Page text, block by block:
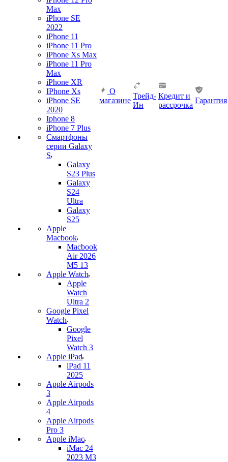
Max
iPhone SE
2022
iPhone 11
iPhone 11 Pro
iPhone Xs Max
iPhone 11 Pro
Max
iPhone XR
IPhone Xs
iPhone SE
2020
Iphone 8
iPhone 7 Plus
Смартфоны
серии Galaxy
S
Galaxy
S23 Plus
Galaxy
S24
Ultra
Galaxy
S25
Apple
Macbook
Macbook
Air 2026
M5 13
Apple Watch
Apple
Watch
Ultra 2
Google Pixel
Watch
Google
Pixel
Watch 3
Apple iPad
iPad 11
2025
Apple Airpods
3
Apple Airpods
4
Apple Airpods
Pro 3
Apple iMac
iMac 24
2023 M3
О
магазине
Трейд-
Ин
Кредит и
рассрочка
Гарантия